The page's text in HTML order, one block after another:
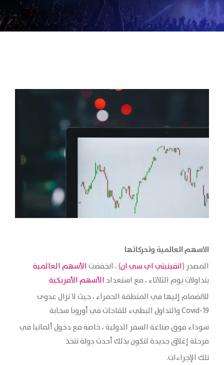
الاسهم العالمية وتحركاتها
المصدر (انفينيتي اي سي ان) ، انخفضتالأسهم العالمية
بتداولات يوم الثلاثاء ، مع استعداد الأسهم الأمريكية
للانضمام إليها في المنطقة الحمراء ، حيث لا تزال عدوى
Covid-19 والتداول البطيء للقاحات في أوروبا سحابة
سوداء فوق صناعة السفر الدولية ، خاصة مع دخول ألمانيا في
مرحلة إغلاق جديدة لتكون بذلك أحدث دولة تتخذ
تلك الإجراءات.